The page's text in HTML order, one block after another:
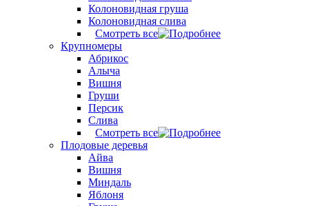
Колоновидная груша
Колоновидная слива
Смотреть все
Крупномеры
Абрикос
Алыча
Вишня
Груши
Персик
Слива
Смотреть все
Плодовые деревья
Айва
Вишня
Миндаль
Яблоня